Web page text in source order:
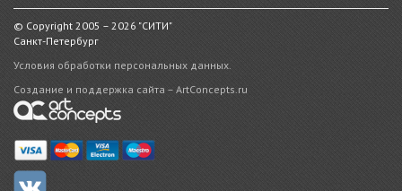
© Copyright 2005 – 2026 "СИТИ"
Санкт-Петербург
Условия обработки персональных данных.
Создание и поддержка сайта – ArtConcepts.ru